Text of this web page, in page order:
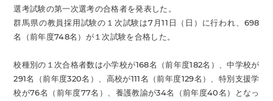
選考試験の第一次選考の合格者を発表した。
群馬県の教員採用試験の１次試験は7月11日（日）に行われ、698
名（前年度748名）が１次試験を合格した。
校種別の１次合格者数は小学校が168名（前年度182名）、中学校が
291名（前年度320名）、高校が111名（前年度129名）、特別支援学
校が76名（前年度77名）、養護教諭が34名（前年度40名）となっ